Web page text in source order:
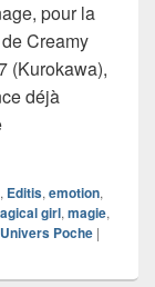
pour la
Creamy
(Kurokawa),
déjà
l’ombre de
, Editis, emotion,
girl, magie,
Univers Poche |